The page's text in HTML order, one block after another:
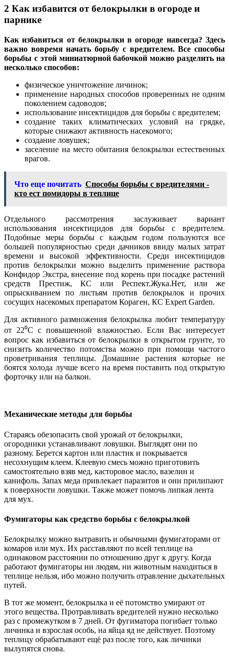
2 Как избавится от белокрылки в огороде и
парнике
Как избавиться от белокрылки в огороде навсегда? Здесь
важно вовремя начать борьбу с вредителем. Все способы
борьбы с этой миниатюрной бабочкой можно разделить на
несколько способов:
физическое уничтожение личинок;
применение народных способов проверенных не одним
поколением садоводов;
использование инсектицидов для борьбы с вредителем;
создание таких климатических условий на грядке,
которые снижают активность насекомого;
создание ловушек;
заселение на место обитания белокрылки естественных
врагов.
Что еще почитать Способы борьбы с вредителями -
кто ест помидоры в теплице
Отдельного рассмотрения заслуживает вариант
использования инсектицидов для борьбы с вредителем.
Подобные меры борьбы с каждым годом пользуются все
большей популярностью среди дачников ввиду малых затрат
времени и высокой эффективности. Среди инсектицидов
против белокрылки можно выделить применение раствора
Конфидор Экстра, внесение под корень при посадке растений
средств Престиж, КС или Респект.Жука.Нет, или же
опрыскиванием по листьям против белокрылок и прочих
сосущих насекомых препаратом Кораген, КС Expert Garden.
Для активного размножения белокрылка любит температуру
от 22⁰С с повышенной влажностью. Если Вас интересует
вопрос как избавиться от белокрылки в открытом грунте, то
снизить количество потомства можно при помощи частого
проветривания теплицы. Домашние растения которые не
боятся холода лучше всего на время поставить под открытую
форточку или на балкон.
Механические методы для борьбы
Стараясь обезопасить свой урожай от белокрылки,
огородники устанавливают ловушки. Выглядят они по
разному. Берется картон или пластик и покрывается
несохнущим клеем. Клеевую смесь можно приготовить
самостоятельно взяв мед, касторовое масло, вазелин и
канифоль. Запах меда привлекает паразитов и они прилипают
к поверхности ловушки. Также может помочь липкая лента
для мух.
Фумигаторы как средство борьбы с белокрылкой
Белокрылку можно вытравить и обычными фумигаторами от
комаров или мух. Их расставляют по всей теплице на
одинаковом расстоянии по отношению друг к другу. Когда
работают фумигаторы ни людям, ни животным находиться в
теплице нельзя, ибо можно получить отравление дыхательных
путей.
В тот же момент, белокрылка и её потомство умирают от
этого вещества. Протравливать вредителей нужно несколько
раз с промежутком в 7 дней. От фугиматора погибает только
личинка и взрослая особь, на яйца яд не действует. Поэтому
теплицу обрабатывают ещё раз после того, как личинки
вылупятся снова.